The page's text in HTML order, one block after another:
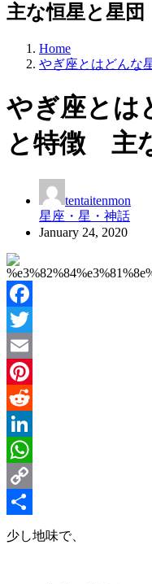
主な恒星と星団
Home
やぎ座とはどんな
やぎ座とは
と特徴 主
tentaitenmon
星座・星・神話
January 24, 2020
Facebook
Twitter
Email
Pinterest
Reddit
LinkedIn
WhatsApp
Copy
Link
Share
少し地味で、